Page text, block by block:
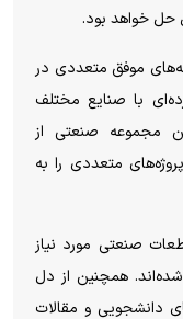
حل خواهد بود.
موفق متعددی در
با صنایع مختلف
مجموعه صنعتی از
متعددی را به
صنعتی مورد نیاز
همچنین از دل
دانشجویی و مقالات